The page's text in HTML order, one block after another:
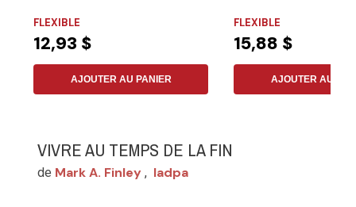
FLEXIBLE
12,93 $
AJOUTER AU PANIER
FLEXIBLE
15,88 $
AJOUTER AU
VIVRE AU TEMPS DE LA FIN
de Mark A. Finley , Iadpa